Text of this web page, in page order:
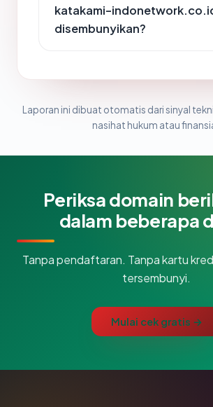
katakami-
disembunyikan?
Laporan ini dibuat otomatis dari sinyal
nasihat hukum atau
Periksa domain
dalam beberapa
Tanpa pendaftaran. Tanpa kartu
tersembunyi.
Mulai cek gratis →